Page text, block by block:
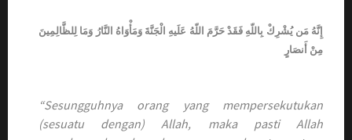
إِنَّهُ مَن يُشْرِكْ بِاللّهِ فَقَدْ حَرَّمَ اللّهُ عَلَيهِ الْجَنَّةَ وَمَأْوَاهُ النَّارُ وَمَا لِلظَّالِمِينَ
مِنْ أَنصَارٍ
“Sesungguhnya orang yang mempersekutukan
(sesuatu dengan) Allah, maka pasti Allah